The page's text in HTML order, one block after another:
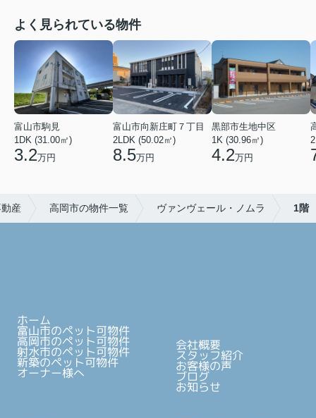
よく見られている物件
富山市駒見
1DK (31.00㎡)
3.2万円
富山市向新庄町７丁目
2LDK (50.02㎡)
8.5万円
黒部市生地中区
1K (30.96㎡)
4.2万円
産 高岡市の物件一覧 ヴァンヴェール・ノムラ 1階
ホーム
富山市のペット可物件
高岡市のペット可物件
射水市のペット可物件
新築のペット可物件
オーナー様へ
会社概要
スタッフ紹介
お客様の声
ブログ
お知らせ